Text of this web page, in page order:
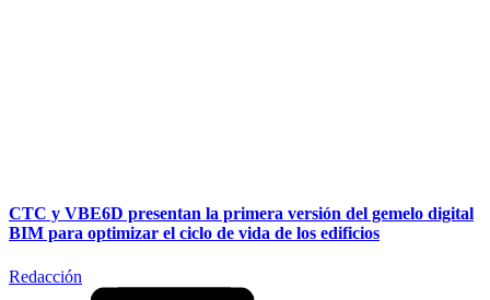
CTC y VBE6D presentan la primera versión del gemelo digital
BIM para optimizar el ciclo de vida de los edificios
Redacción